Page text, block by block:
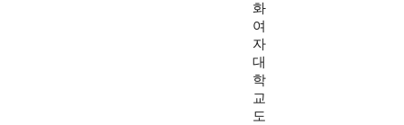
화
여
자
대
학
교
도